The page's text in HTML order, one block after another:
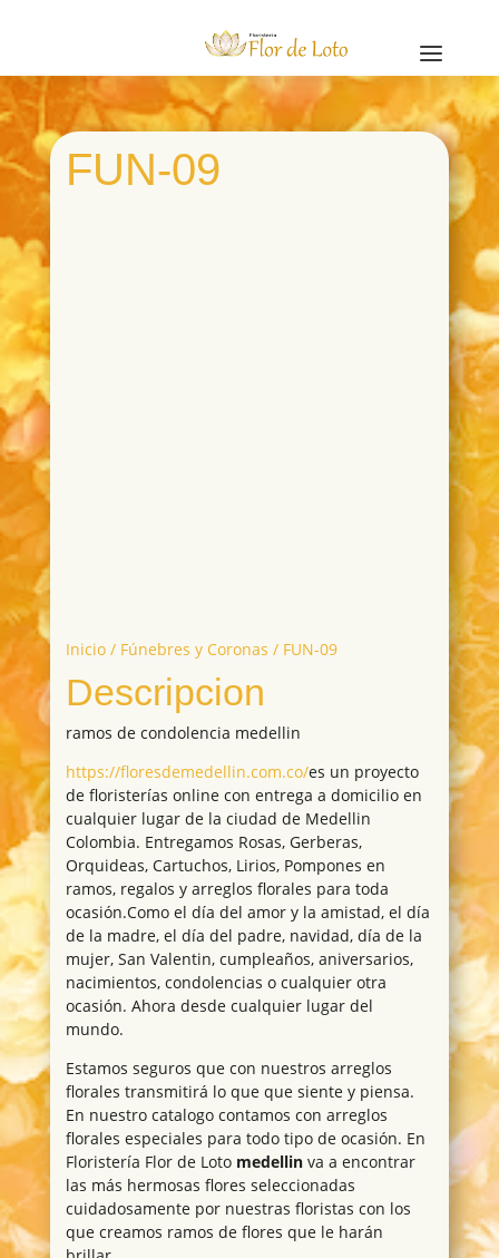
a
FUN-09
Inicio/ Fúnebres y Coronas / FUN-09
Descripcion
ramos de condolencia medellin
https://floresdemedellin.com.co/es un proyecto
de floristerías online con entrega a domicilio en
cualquier lugar de la ciudad de Medellin
Colombia. Entregamos Rosas, Gerberas,
Orquideas, Cartuchos, Lirios, Pompones en
ramos, regalos y arreglos florales para toda
ocasión.Como el día del amor y la amistad, el día
de la madre, el día del padre, navidad, día de la
mujer, San Valentin, cumpleaños, aniversarios,
nacimientos, condolencias o cualquier otra
ocasión. Ahora desde cualquier lugar del
mundo.
Estamos seguros que con nuestros arreglos
florales transmitirá lo que que siente y piensa.
En nuestro catalogo contamos con arreglos
florales especiales para todo tipo de ocasión. En
Floristería Flor de Loto medellinva a encontrar
las más hermosas flores seleccionadas
cuidadosamente por nuestras floristas con los
que creamos ramos de flores que le harán